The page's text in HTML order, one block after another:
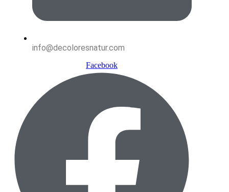
info@decoloresnatur.com
Facebook